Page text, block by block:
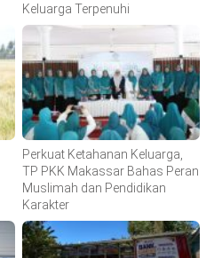
Keluarga Terpenuhi
Perkuat Ketahanan Keluarga,
TP PKK Makassar Bahas Peran
Muslimah dan Pendidikan
Karakter